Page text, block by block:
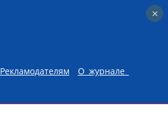
Рекламодателям
О журнале
×
×